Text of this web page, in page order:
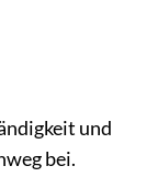
und
bei.